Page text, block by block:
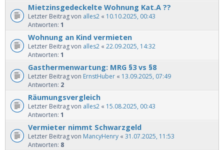
Mietzinsgedeckelte Wohnung Kat.A ??
Letzter Beitrag von alles2 « 10.10.2025, 00:43
Antworten: 1
Wohnung an Kind vermieten
Letzter Beitrag von alles2 « 22.09.2025, 14:32
Antworten: 1
Gasthermenwartung: MRG §3 vs §8
Letzter Beitrag von ErnstHuber « 13.09.2025, 07:49
Antworten: 2
Räumungsvergleich
Letzter Beitrag von alles2 « 15.08.2025, 00:43
Antworten: 1
Vermieter nimmt Schwarzgeld
Letzter Beitrag von MancyHenry « 31.07.2025, 11:53
Antworten: 8